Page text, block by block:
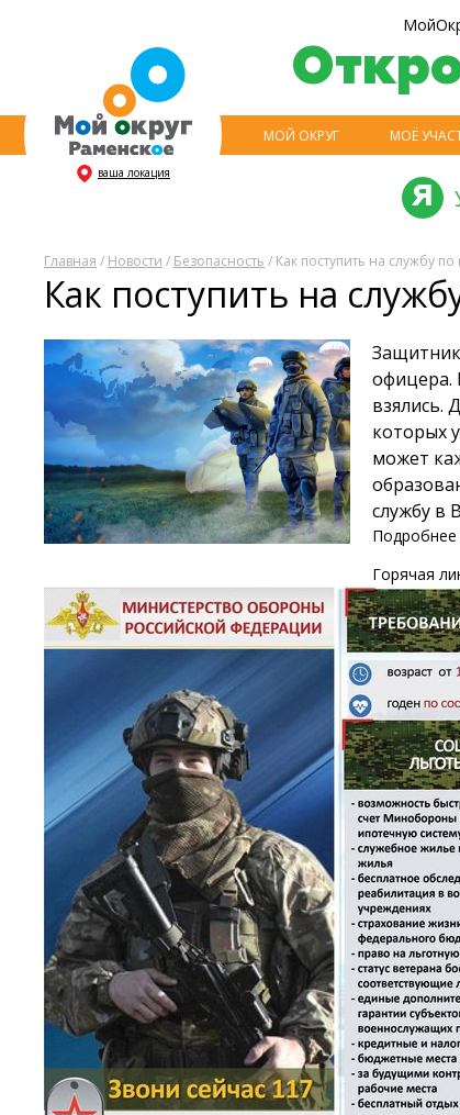
ваша локация
МОЙ ОКРУГ МОЁ
Главная / Новости / Безопасность / Как поступить на службу по
Как поступить на
офицера.
взялись.
которых
может
службу в
Подробнее
Горячая